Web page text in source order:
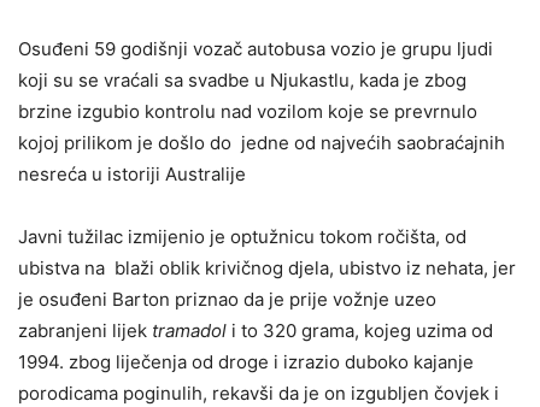
Osuđeni 59 godišnji vozač autobusa vozio je grupu ljudi
koji su se vraćali sa svadbe u Njukastlu, kada je zbog
brzine izgubio kontrolu nad vozilom koje se prevrnulo
kojoj prilikom je došlo do jedne od najvećih saobraćajnih
nesreća u istoriji Australije
Javni tužilac izmijenio je optužnicu tokom ročišta, od
ubistva na blaži oblik krivičnog djela, ubistvo iz nehata, jer
je osuđeni Barton priznao da je prije vožnje uzeo
zabranjeni lijek tramadol i to 320 grama, kojeg uzima od
1994. zbog liječenja od droge i izrazio duboko kajanje
porodicama poginulih, rekavši da je on izgubljen čovjek i